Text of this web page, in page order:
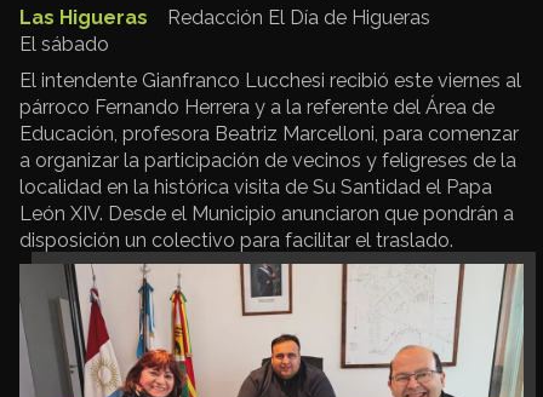
Redacción El Día de Higueras
Las Higueras
El sábado
El intendente Gianfranco Lucchesi recibió este viernes al
párroco Fernando Herrera y a la referente del Área de
Educación, profesora Beatriz Marcelloni, para comenzar
a organizar la participación de vecinos y feligreses de la
localidad en la histórica visita de Su Santidad el Papa
León XIV. Desde el Municipio anunciaron que pondrán a
disposición un colectivo para facilitar el traslado.